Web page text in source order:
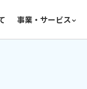
事業・サービス